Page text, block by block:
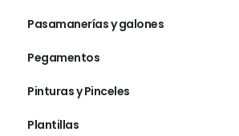
Pasamanerías y galones
Pegamentos
Pinturas y Pinceles
Plantillas